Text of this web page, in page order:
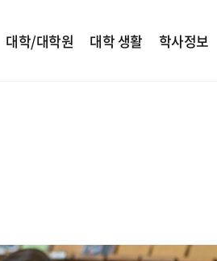
대학/대학원 대학 생활 학사정보